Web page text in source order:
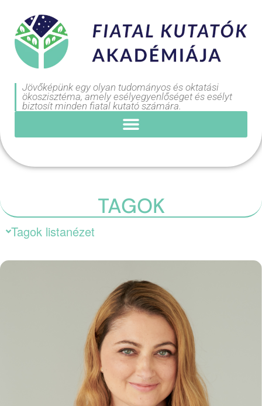
Jövőképünk egy olyan tudományos és oktatási
ökoszisztéma, amely esélyegyenlőséget és esélyt
biztosít minden fiatal kutató számára.
TAGOK
Tagok listanézet